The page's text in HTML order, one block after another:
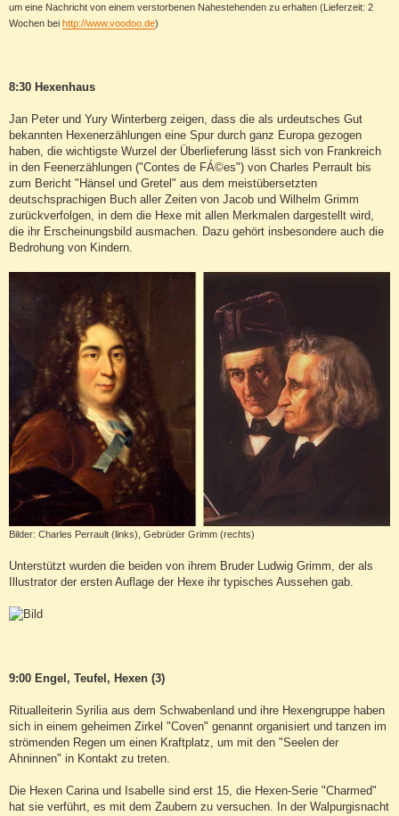
um eine Nachricht von einem verstorbenen Nahestehenden zu erhalten (Lieferzeit: 2
Wochen bei http://www.voodoo.de)
8:30 Hexenhaus
Jan Peter und Yury Winterberg zeigen, dass die als urdeutsches Gut
bekannten Hexenerzählungen eine Spur durch ganz Europa gezogen
haben, die wichtigste Wurzel der Überlieferung lässt sich von Frankreich
in den Feenerzählungen ("Contes de FÁ©es") von Charles Perrault bis
zum Bericht "Hänsel und Gretel" aus dem meistübersetzten
deutschsprachigen Buch aller Zeiten von Jacob und Wilhelm Grimm
zurückverfolgen, in dem die Hexe mit allen Merkmalen dargestellt wird,
die ihr Erscheinungsbild ausmachen. Dazu gehört insbesondere auch die
Bedrohung von Kindern.
Bilder: Charles Perrault (links), Gebrüder Grimm (rechts)
Unterstützt wurden die beiden von ihrem Bruder Ludwig Grimm, der als
Illustrator der ersten Auflage der Hexe ihr typisches Aussehen gab.
9:00 Engel, Teufel, Hexen (3)
Ritualleiterin Syrilia aus dem Schwabenland und ihre Hexengruppe haben
sich in einem geheimen Zirkel "Coven" genannt organisiert und tanzen im
strömenden Regen um einen Kraftplatz, um mit den "Seelen der
Ahninnen" in Kontakt zu treten.
Die Hexen Carina und Isabelle sind erst 15, die Hexen-Serie "Charmed"
hat sie verführt, es mit dem Zaubern zu versuchen. In der Walpurgisnacht